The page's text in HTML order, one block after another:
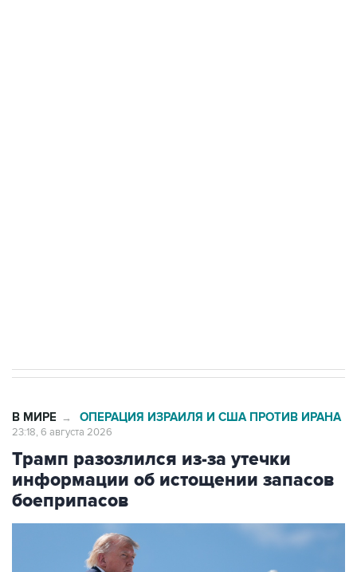
В МИРЕ → ОПЕРАЦИЯ ИЗРАИЛЯ И США ПРОТИВ ИРАНА
23:18, 6 августа 2026
Трамп разозлился из-за утечки
информации об истощении запасов
боеприпасов